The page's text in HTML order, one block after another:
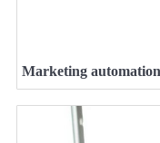
Marketing